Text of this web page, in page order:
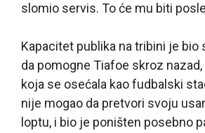
slomio servis. To će mu biti
Kapacitet publika na tribini je bio
da pomogne Tiafoe skroz
koja se osećala kao fudbalski
nije mogao da pretvori svoju
loptu, i bio je poništen posebno